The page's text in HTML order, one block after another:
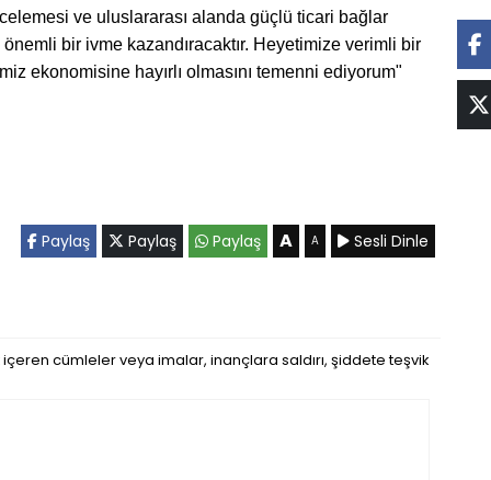
ve uluslararası alanda güçlü ticari bağlar
bir ivme kazandıracaktır. Heyetimize verimli bir
ekonomisine hayırlı olmasını temenni ediyorum"
Paylaş Paylaş Paylaş A A Sesli Dinle
cümleler veya imalar, inançlara saldırı, şiddete teşvik